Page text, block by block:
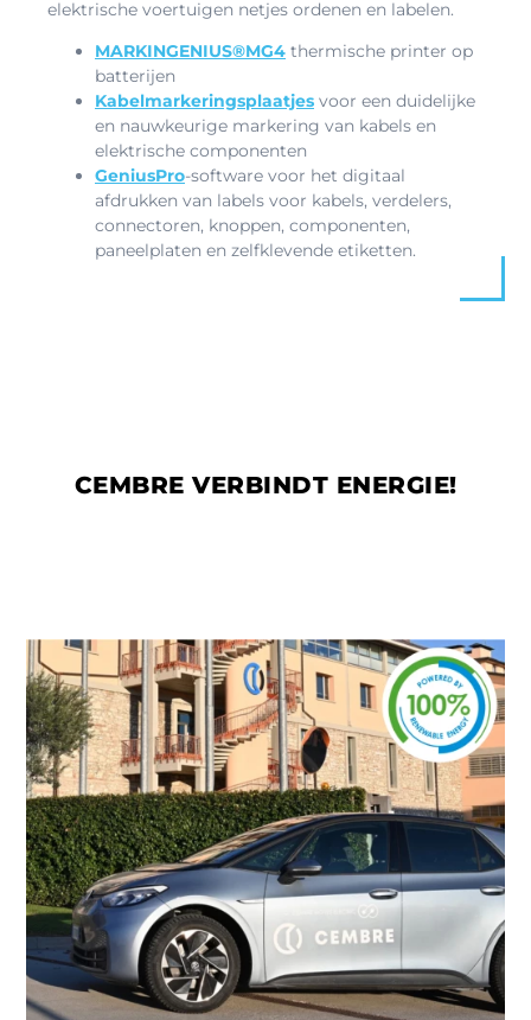
elektrische voertuigen netjes ordenen en labelen.
MARKINGENIUS®MG4 thermische printer op
batterijen
Kabelmarkeringsplaatjes voor een duidelijke
en nauwkeurige markering van kabels en
elektrische componenten
GeniusPro-software voor het digitaal
afdrukken van labels voor kabels, verdelers,
connectoren, knoppen, componenten,
paneelplaten en zelfklevende etiketten.
CEMBRE VERBINDT ENERGIE!